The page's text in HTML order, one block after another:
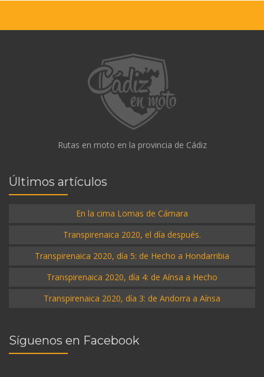
Rutas en moto en la provincia de Cádiz
Últimos artículos
En la cima Lomas de Cámara
Transpirenaica 2020, el día después.
Transpirenaica 2020, día 5: de Hecho a Hondarribia
Transpirenaica 2020, día 4: de Aínsa a Hecho
Transpirenaica 2020, día 3: de Andorra a Aínsa
Síguenos en Facebook